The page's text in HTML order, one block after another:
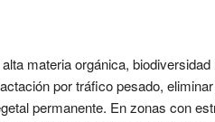
materia orgánica,
por tráfico pesado,
permanente. En zonas con